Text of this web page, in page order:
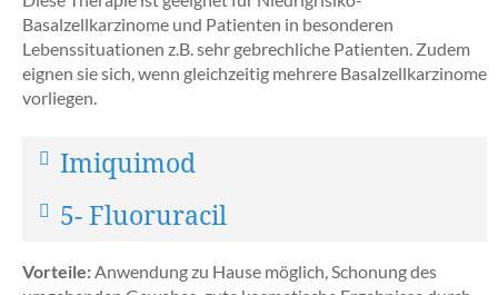
Basalzellkarzinome und Patienten in besonderen
Lebenssituationen z.B. sehr gebrechliche Patienten. Zudem
eignen sie sich, wenn gleichzeitig mehrere Basalzellkarzinome
vorliegen.
Imiquimod
5- Fluoruracil
Vorteile:Anwendung zu Hause möglich, Schonung des